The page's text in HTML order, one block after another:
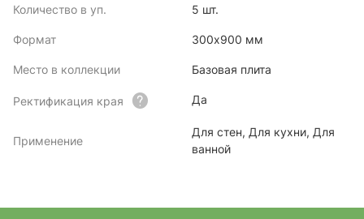
Количество в уп. 5 шт.
Формат 300x900 мм
Место в коллекции Базовая плита
Ректификация края Да
Применение
Для стен, Для кухни, Для
ванной